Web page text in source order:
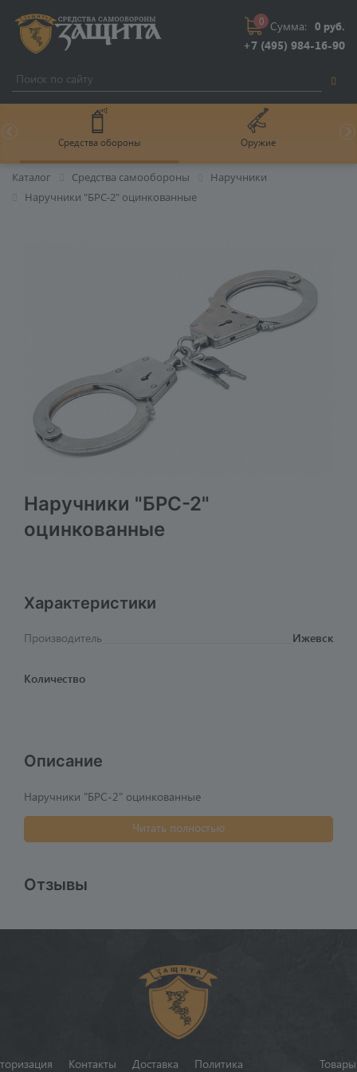
+7 (495) 984-16-90
0 Сумма: 0 руб.
Средства обороны Оружие
Каталог Средства самообороны
Наручники
Наручники "БРС-2" оцинкованные
Наручники "БРС-2"
оцинкованные
Характеристики
Производитель Ижевск
Количество
Описание
Наручники "БРС-2" оцинкованные
Читать полностью
Отзывы
Контакты Доставка Политика Товары